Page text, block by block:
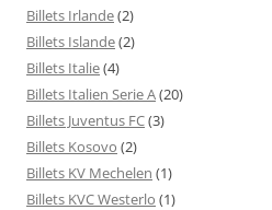
Billets Irlande(2)
Billets Islande(2)
Billets Italie(4)
Billets Italien Serie A(20)
Billets Juventus FC(3)
Billets Kosovo (2)
Billets KV Mechelen (1)
Billets KVC Westerlo (1)